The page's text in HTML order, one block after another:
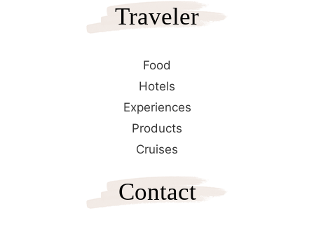
Traveler
Food
Hotels
Experiences
Products
Cruises
Contact